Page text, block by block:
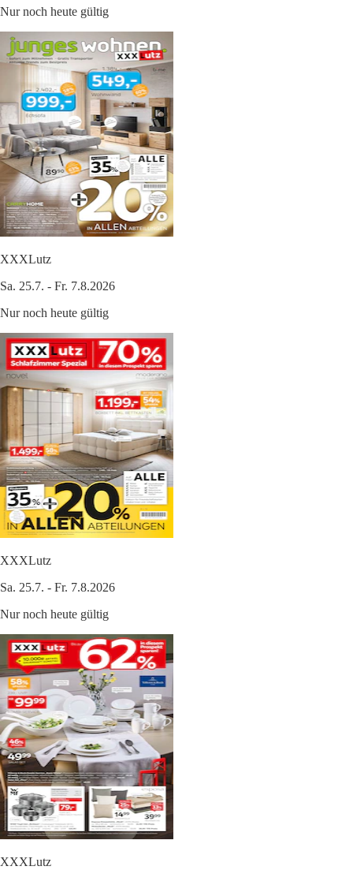
Nur noch heute gültig
XXXLutz
Sa. 25.7. - Fr. 7.8.2026
Nur noch heute gültig
XXXLutz
Sa. 25.7. - Fr. 7.8.2026
Nur noch heute gültig
XXXLutz